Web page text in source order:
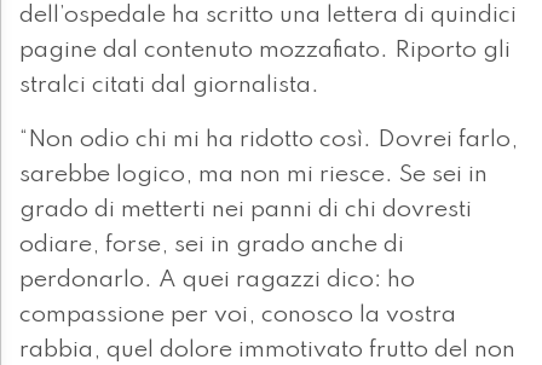
dell’ospedale ha scritto una lettera di quindici
pagine dal contenuto mozzafiato. Riporto gli
stralci citati dal giornalista.
“Non odio chi mi ha ridotto così. Dovrei farlo,
sarebbe logico, ma non mi riesce. Se sei in
grado di metterti nei panni di chi dovresti
odiare, forse, sei in grado anche di
perdonarlo. A quei ragazzi dico: ho
compassione per voi, conosco la vostra
rabbia, quel dolore immotivato frutto del non